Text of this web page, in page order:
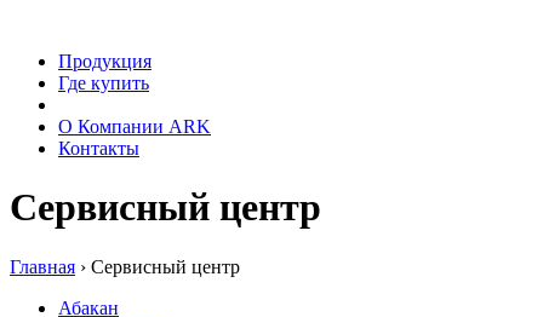
Продукция
Где купить
О Компании ARK
Контакты
Сервисный центр
Главная › Сервисный центр
Абакан